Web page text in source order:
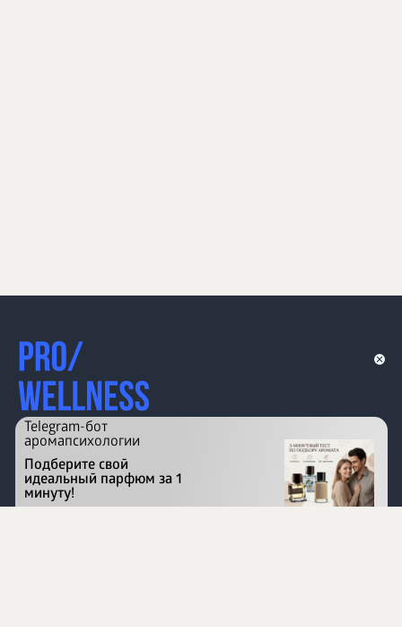
Перейти на сайт
Telegram-бот
аромапсихологии
Подберите свой
идеальный парфюм за 1
минуту!